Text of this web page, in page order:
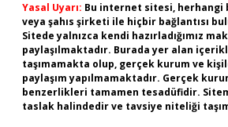
Yasal Uyarı: Bu internet sitesi, herhangi
veya şahıs şirketi ile hiçbir bağlantısı
Sitede yalnızca kendi hazırladığımız
paylaşılmaktadır. Burada yer alan
taşımamakta olup, gerçek kurum ve
paylaşım yapılmamaktadır. Gerçek
benzerlikleri tamamen tesadüfidir.
taslak halindedir ve tavsiye niteliği